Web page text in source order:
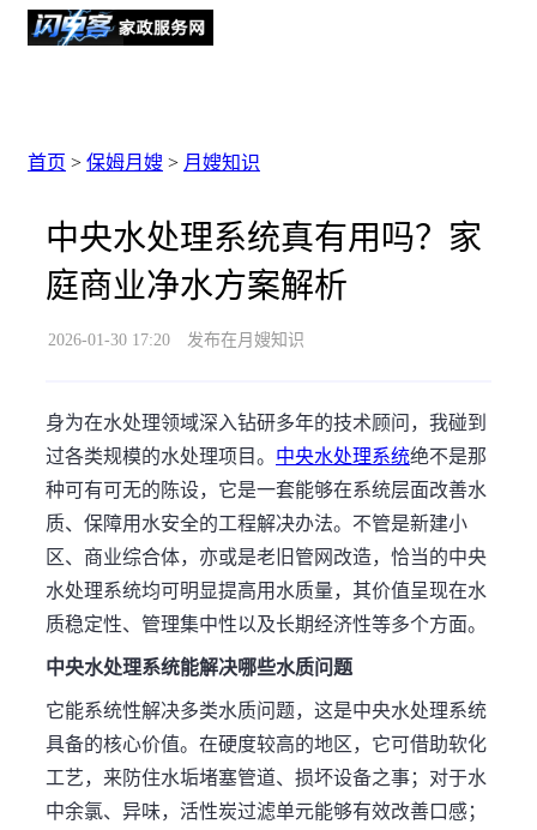
首页 > 保姆月嫂 > 月嫂知识
中央水处理系统真有用吗？家
庭商业净水方案解析
2026-01-30 17:20 发布在月嫂知识
身为在水处理领域深入钻研多年的技术顾问，我碰到
过各类规模的水处理项目。 中央水处理系统绝不是那
种可有可无的陈设，它是一套能够在系统层面改善水
质、保障用水安全的工程解决办法。不管是新建小
区、商业综合体，亦或是老旧管网改造，恰当的中央
水处理系统均可明显提高用水质量，其价值呈现在水
质稳定性、管理集中性以及长期经济性等多个方面。
中央水处理系统能解决哪些水质问题
它能系统性解决多类水质问题，这是中央水处理系统
具备的核心价值。在硬度较高的地区，它可借助软化
工艺，来防住水垢堵塞管道、损坏设备之事；对于水
中余氯、异味，活性炭过滤单元能够有效改善口感；